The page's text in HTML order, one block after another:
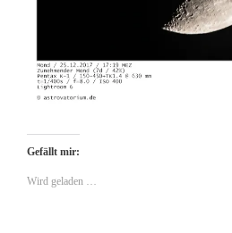
Gefällt mir:
Wird geladen …